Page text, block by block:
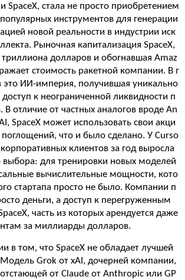
SpaceX, стала не просто приобретением
инструментов для генерации
новой реальности в индустрии иск
Рыночная капитализация SpaceX,
долларов и обогнавшая Amaz
стоимость ракетной компании. В г
это ИИ-империя, получившая уникально
к неограниченной ликвидности п
отличие от частных аналогов вроде An
SpaceX может использовать свои акци
что и было сделано. У Curso
клиентов за год выросла
выбора: для тренировки новых моделей
вычислительные мощности, кото
стартапа просто не было. Компании п
деньги, а доступ к перегруженным
часть из которых арендуется даже
за миллиарды долларов.
в том, что SpaceX не обладает лучшей
Grok от xAI, дочерней компании,
отстающей от Claude от Anthropic или GP